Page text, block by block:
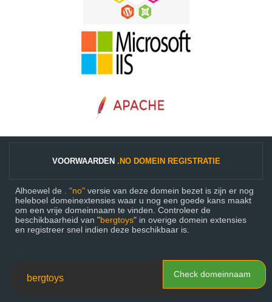
VOORWAARDEN .NO DOMEIN REGISTRATIE
Alhoewel de . "no" versie van deze domein bezet is zijn er nog
heleboel domeinextensies waar u nog een goede kans maakt
om een vrije domeinnaam te vinden. Controleer de
beschikbaarheid van "bergtoys" in overige domein extensies
en registreer snel indien deze beschikbaar is.
Check domeinnaam